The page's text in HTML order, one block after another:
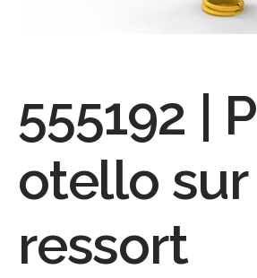
555192 |
otello sur
ressort